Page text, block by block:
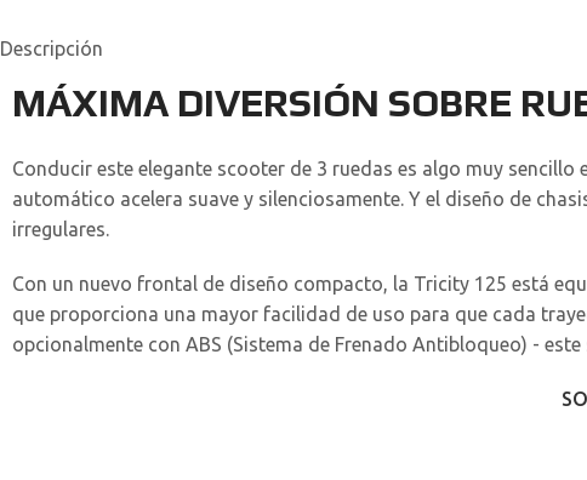
Descripción
MÁXIMA DIVERSIÓN SOBRE
Conducir este elegante scooter de 3 ruedas es algo muy
automático acelera suave y silenciosamente. Y el diseño de
irregulares.
Con un nuevo frontal de diseño compacto, la Tricity 125 está
que proporciona una mayor facilidad de uso para que cada
opcionalmente con ABS (Sistema de Frenado Antibloqueo) -